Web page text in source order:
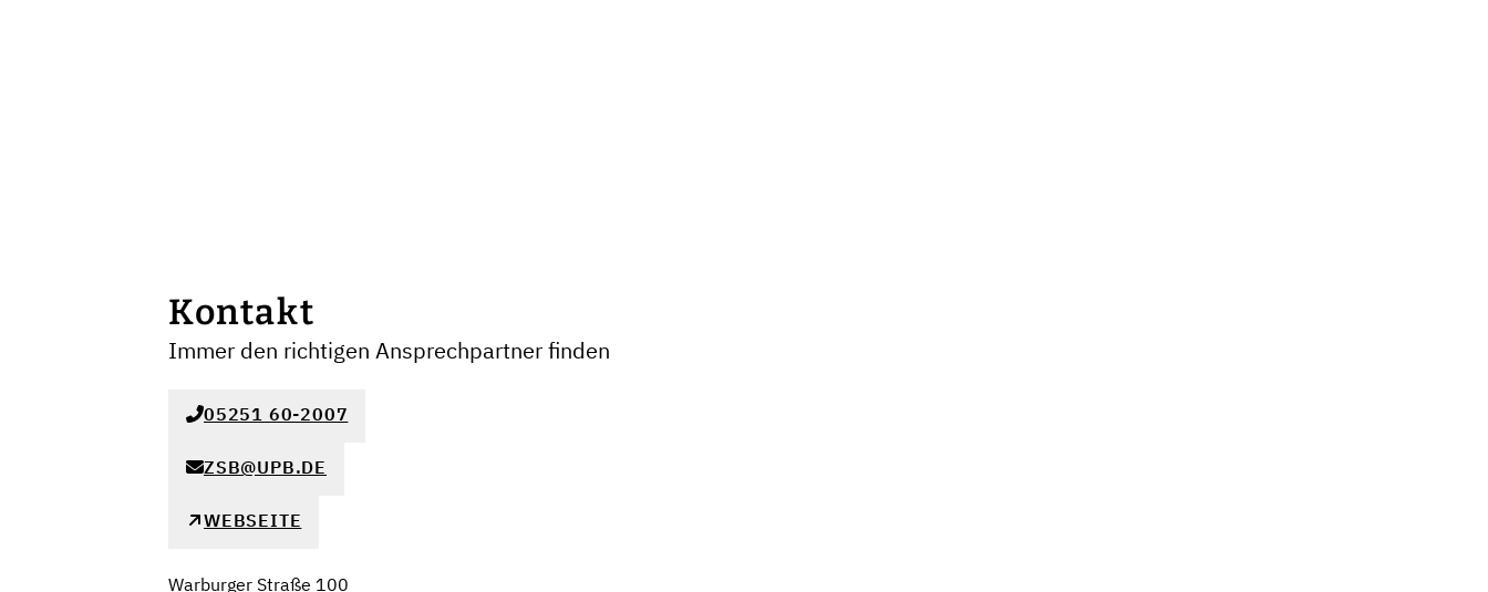
Kontakt
Immer den richtigen Ansprechpartner finden
05251 60-2007
ZSB@UPB.DE
WEBSEITE
Warburger Straße 100